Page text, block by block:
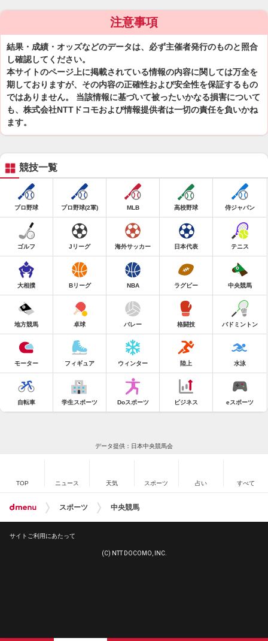
注意事項
結果・成績・オッズなどのデータは、必ず主催者発行のものと照合
し確認してください。
本サイトのページ上に掲載されている情報の内容に関しては万全を
期しておりますが、その内容の正確性および安全性を保証するもの
ではありません。 当該情報に基づいて被ったいかなる損害について
も、株式会社NTTドコモおよび情報提供者は一切の責任を負いかね
ます。
競技一覧
プロ野球 プロ野球(2軍) MLB 高校野球 侍ジャパン
ゴルフ Jリーグ 海外サッカー 日本代表 テニス
大相撲 Bリーグ NBA ラグビー 中央競馬
地方競馬 卓球 バレー 格闘技 バドミントン
モーター フィギュア ウィンター 陸上 水泳
自転車 学生スポーツ Doスポーツ ビジネス eスポーツ
データ提供：日本中央競馬会
TOP ニュース 天気 スポーツ 占い すべて
スポーツ 中央競馬
サイトご利用にあたって
(C) NTT DOCOMO, INC.